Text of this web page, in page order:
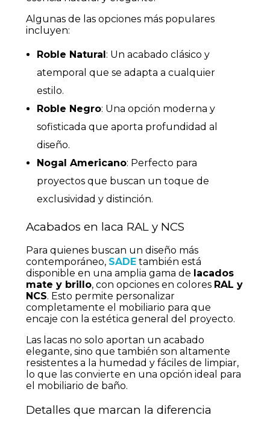
Algunas de las opciones más populares
incluyen:
Roble Natural: Un acabado clásico y
atemporal que se adapta a cualquier
estilo.
Roble Negro: Una opción moderna y
sofisticada que aporta profundidad al
diseño.
Nogal Americano: Perfecto para
proyectos que buscan un toque de
exclusividad y distinción.
Acabados en laca RAL y NCS
Para quienes buscan un diseño más
contemporáneo, SADE también está
disponible en una amplia gama de lacados
mate y brillo, con opciones en colores RAL y
NCS. Esto permite personalizar
completamente el mobiliario para que
encaje con la estética general del proyecto.
Las lacas no solo aportan un acabado
elegante, sino que también son altamente
resistentes a la humedad y fáciles de limpiar,
lo que las convierte en una opción ideal para
el mobiliario de baño.
Detalles que marcan la diferencia